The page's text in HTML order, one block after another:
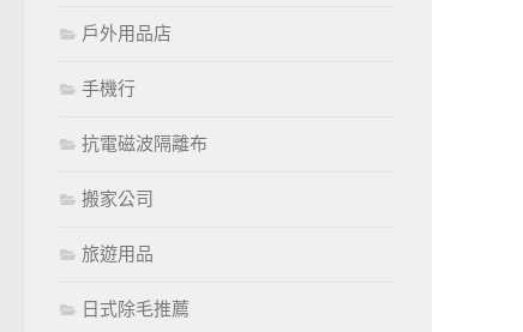
戶外用品店
手機行
抗電磁波隔離布
搬家公司
旅遊用品
日式除毛推薦